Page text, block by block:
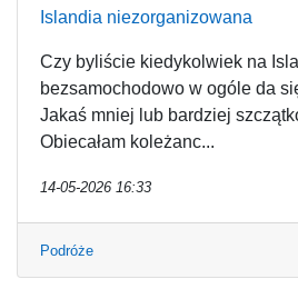
Islandia niezorganizowana
Czy byliście kiedykolwiek na
bezsamochodowo w ogóle da
Jakaś mniej lub bardziej
Obiecałam koleżanc...
14-05-2026 16:33
Podróże